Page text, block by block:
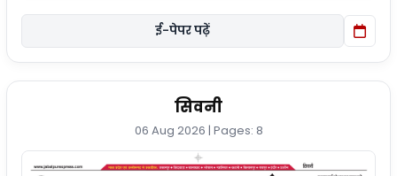
ई-पेपर पढ़ें
सिवनी
06 Aug 2026 | Pages: 8